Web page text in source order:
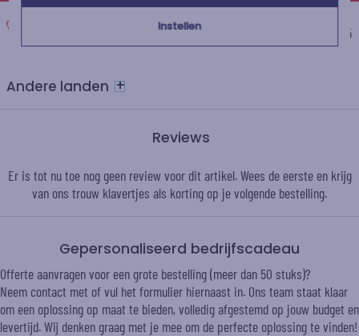
Reviews
Er is tot nu toe nog geen review voor dit artikel. Wees de eerste en krijg
van ons trouw klavertjes als korting op je volgende bestelling.
Geschatte afleverdatum
Dinsdag 11 augustus 2026
€ 14,95
Andere landen +
Gepersonaliseerd bedrijfscadeau
Offerte aanvragen voor een grote bestelling (meer dan 50 stuks)?
Neem contact met of vul het formulier hiernaast in. Ons team staat klaar
om een oplossing op maat te bieden, volledig afgestemd op jouw budget en
levertijd. Wij denken graag met je mee om de perfecte oplossing te vinden!
Instellen